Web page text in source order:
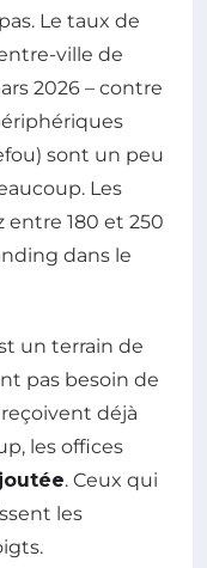
Le taux de
ville de
2026 – contre
sont un peu
Les
entre 180 et 250
dans le
un terrain de
pas besoin de
déjà
les offices
. Ceux qui
les